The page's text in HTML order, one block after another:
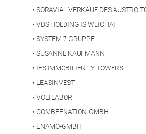
• SORAVIA - VERKAUF DES AUSTRO
• VDS HOLDING IS WEICHAI
• SYSTEM 7 GRUPPE
• SUSANNE KAUFMANN
• IES IMMOBILIEN - Y-TOWERS
• LEASINVEST
• VOLTLABOR
• COMBEENATION-GMBH
• ENAMO-GMBH